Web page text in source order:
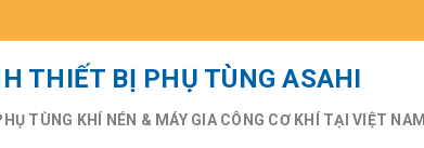
THIẾT BỊ PHỤ TÙNG ASAHI
TÙNG KHÍ NÉN & MÁY GIA CÔNG CƠ KHÍ TẠI VIỆT NAM